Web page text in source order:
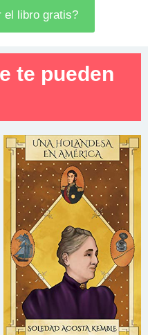
el libro gratis?
te pueden